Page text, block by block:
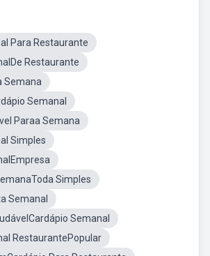
Para Restaurante
Restaurante
Semana
Semanal
Paraa Semana
Simples
Simples
Semanal
Semanal
RestaurantePopular